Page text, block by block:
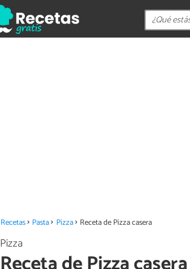
Recetas Pasta Pizza Receta de Pizza casera
Pizza